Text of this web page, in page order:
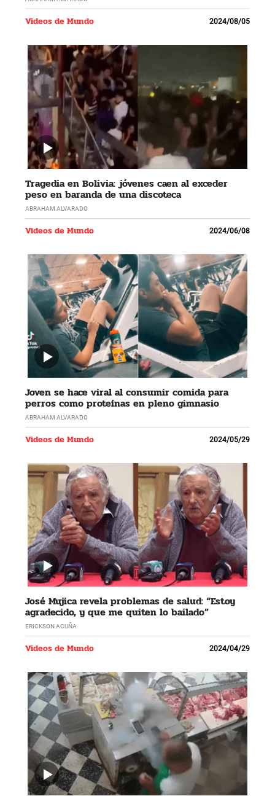
Videos de Mundo 2024/08/05
Tragedia en Bolivia: jóvenes caen al exceder
peso en baranda de una discoteca
ABRAHAM ALVARADO
Videos de Mundo 2024/06/08
Joven se hace viral al consumir comida para
perros como proteínas en pleno gimnasio
ABRAHAM ALVARADO
Videos de Mundo 2024/05/29
José Mujica revela problemas de salud: “Estoy
agradecido, y que me quiten lo bailado”
ERICKSON ACUÑA
Videos de Mundo 2024/04/29